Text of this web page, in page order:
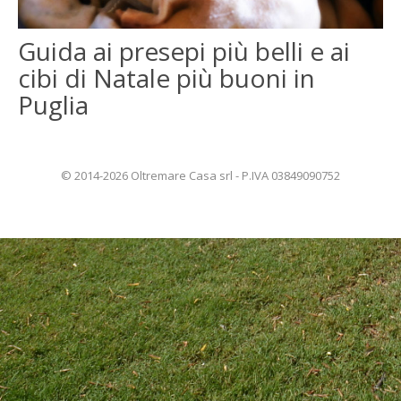
FRANÇAIS
Guida ai presepi più belli e ai
cibi di Natale più buoni in
Puglia
© 2014-2026 Oltremare Casa srl - P.IVA 03849090752